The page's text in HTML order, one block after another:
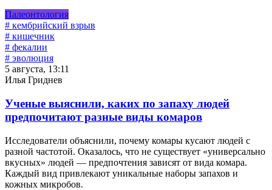
Палеонтология
# кембрийский взрыв
# кишечник
# фекалии
# эволюция
5 августа, 13:11
Илья Гриднев
Ученые выяснили, каких по запаху людей
предпочитают разные виды комаров
Исследователи объяснили, почему комары кусают людей с
разной частотой. Оказалось, что не существует «универсально
вкусных» людей — предпочтения зависят от вида комара.
Каждый вид привлекают уникальные наборы запахов и
кожных микробов.